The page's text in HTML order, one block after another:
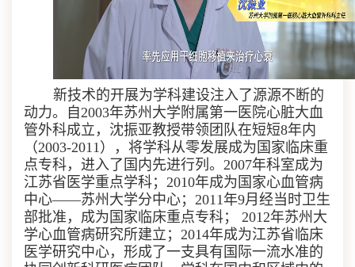
新技术的开展为学科建设注入了源源不断的
动力。自 2003年苏州大学附属第一医院心脏大血
管外科成立，沈振亚教授带领团队在短短8年内
（2003-2011），将学科从零发展成为国家临床重
点专科，进入了国内先进行列。 2007年科室成为
江苏省医学重点学科； 2010年成为国家心血管病
中心——苏州大学分中心； 2011年9月经当时卫生
部批准，成为国家临床重点专科； 2012年苏州大
学心血管病研究所建立； 2014年成为江苏省临床
医学研究中心，形成了一支具有国际一流水准的